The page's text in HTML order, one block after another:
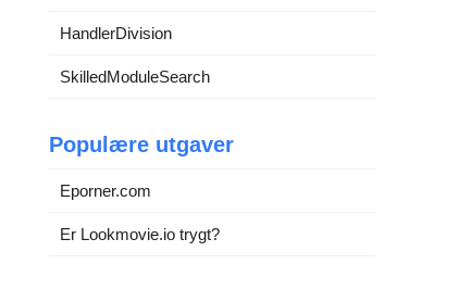
HandlerDivision
SkilledModuleSearch
Populære utgaver
Eporner.com
Er Lookmovie.io trygt?